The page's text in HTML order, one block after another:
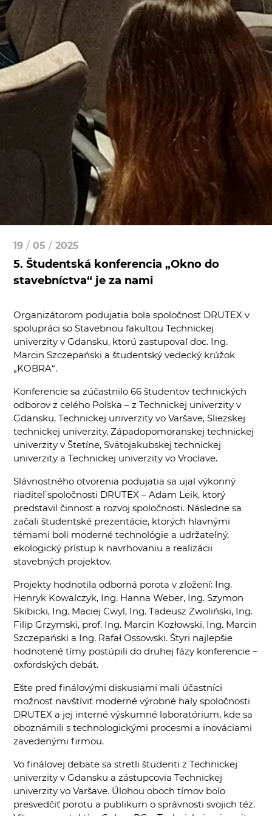
19 / 05 / 2025
5. Študentská konferencia „Okno do
stavebníctva“ je za nami
Organizátorom podujatia bola spoločnosť DRUTEX v
spolupráci so Stavebnou fakultou Technickej
univerzity v Gdansku, ktorú zastupoval doc. Ing.
Marcin Szczepański a študentský vedecký krúžok
„KOBRA“.
Konferencie sa zúčastnilo 66 študentov technických
odborov z celého Poľska – z Technickej univerzity v
Gdansku, Technickej univerzity vo Varšave, Sliezskej
technickej univerzity, Západopomoranskej technickej
univerzity v Štetíne, Svätojakubskej technickej
univerzity a Technickej univerzity vo Vroclave.
Slávnostného otvorenia podujatia sa ujal výkonný
riaditeľ spoločnosti DRUTEX – Adam Leik, ktorý
predstavil činnosť a rozvoj spoločnosti. Následne sa
začali študentské prezentácie, ktorých hlavnými
témami boli moderné technológie a udržateľný,
ekologický prístup k navrhovaniu a realizácii
stavebných projektov.
Projekty hodnotila odborná porota v zložení: Ing.
Henryk Kowalczyk, Ing. Hanna Weber, Ing. Szymon
Skibicki, Ing. Maciej Cwyl, Ing. Tadeusz Zwoliński, Ing.
Filip Grzymski, prof. Ing. Marcin Kozłowski, Ing. Marcin
Szczepański a Ing. Rafał Ossowski. Štyri najlepšie
hodnotené tímy postúpili do druhej fázy konferencie –
oxfordských debát.
Ešte pred finálovými diskusiami mali účastníci
možnosť navštíviť moderné výrobné haly spoločnosti
DRUTEX a jej interné výskumné laboratórium, kde sa
oboznámili s technologickými procesmi a inováciami
zavedenými firmou.
Vo finálovej debate sa stretli študenti z Technickej
univerzity v Gdansku a zástupcovia Technickej
univerzity vo Varšave. Úlohou oboch tímov bolo
presvedčiť porotu a publikum o správnosti svojich téz.